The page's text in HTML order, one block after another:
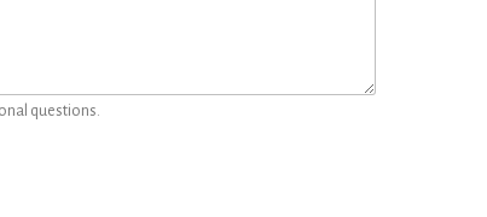
questions.